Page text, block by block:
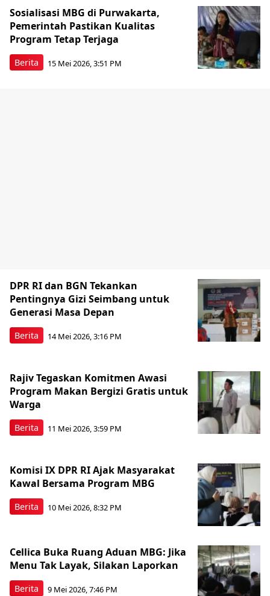
Berita
Sosialisasi MBG di Purwakarta,
Pemerintah Pastikan Kualitas
Program Tetap Terjaga
15 Mei 2026, 3:51 PM
Berita
DPR RI dan BGN Tekankan
Pentingnya Gizi Seimbang untuk
Generasi Masa Depan
14 Mei 2026, 3:16 PM
Berita
Rajiv Tegaskan Komitmen Awasi
Program Makan Bergizi Gratis untuk
Warga
11 Mei 2026, 3:59 PM
Berita
Komisi IX DPR RI Ajak Masyarakat
Kawal Bersama Program MBG
10 Mei 2026, 8:32 PM
Berita
Cellica Buka Ruang Aduan MBG: Jika
Menu Tak Layak, Silakan Laporkan
9 Mei 2026, 7:46 PM